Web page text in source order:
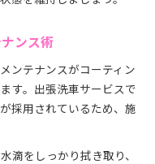
ンス術
ンテナンスがコーティン
す。出張洗車サービスで
採用されているため、施
滴をしっかり拭き取り、